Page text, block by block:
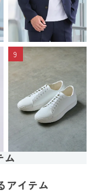
9
ム
アイテム